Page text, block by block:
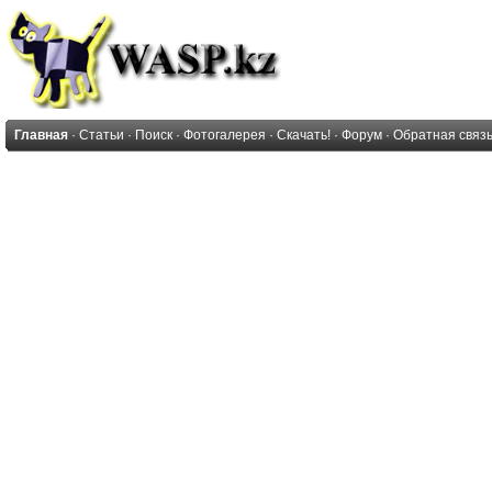
Главная · Статьи · Поиск · Фотогалерея · Скачать! · Форум · Обратная связь